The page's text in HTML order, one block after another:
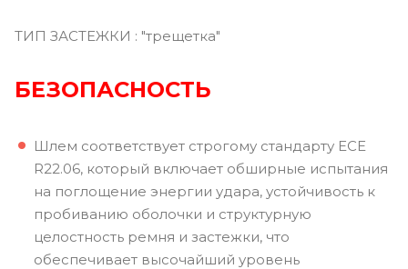
ТИП ЗАСТЕЖКИ : "трещетка"
БЕЗОПАСНОСТЬ
Шлем соответствует строгому стандарту ECE
R22.06, который включает обширные испытания
на поглощение энергии удара, устойчивость к
пробиванию оболочки и структурную
целостность ремня и застежки, что
обеспечивает высочайший уровень